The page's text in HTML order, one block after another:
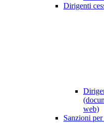
Dirigenti
web)
Sanzioni